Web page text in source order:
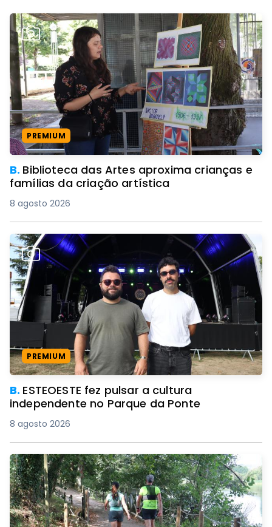
PREMIUM
B. Biblioteca das Artes aproxima crianças e
famílias da criação artística
8 agosto 2026
PREMIUM
B. ESTEOESTE fez pulsar a cultura
independente no Parque da Ponte
8 agosto 2026